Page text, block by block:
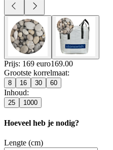
Prijs: 169 euro169.00
Grootste korrelmaat:
8 16 30 60
Inhoud:
25 1000
Hoeveel heb je nodig?
Lengte (cm)